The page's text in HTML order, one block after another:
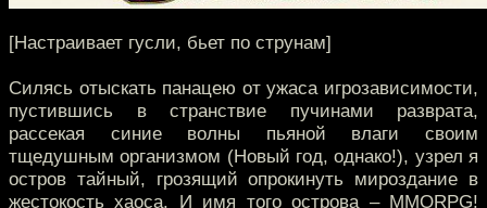
[Настраивает гусли, бьет по струнам]
Силясь отыскать панацею от ужаса игрозависимости,
пустившись в странствие пучинами разврата,
рассекая синие волны пьяной влаги своим
тщедушным организмом (Новый год, однако!), узрел я
остров тайный, грозящий опрокинуть мироздание в
жестокость хаоса. И имя того острова – MMORPG!